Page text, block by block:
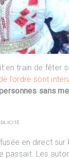
en train de fêter
l’ordre sont
sans
en direct
passait. Les